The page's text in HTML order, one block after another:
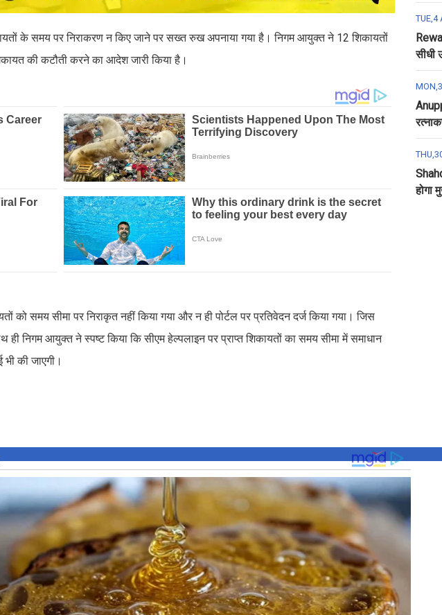
के समय पर निराकरण न किए जाने पर सख्त रुख अपनाया गया है। निगम आयुक्त ने 12 शिकायतों
की कटौती करने का आदेश जारी किया है।
को समय सीमा पर निराकृत नहीं किया गया और न ही पोर्टल पर प्रतिवेदन दर्ज किया गया। जिस
निगम आयुक्त ने स्पष्ट किया कि सीएम हेल्पलाइन पर प्राप्त शिकायतों का समय सीमा में समाधान
की जाएगी।
TUE,4
सीधी
होगा